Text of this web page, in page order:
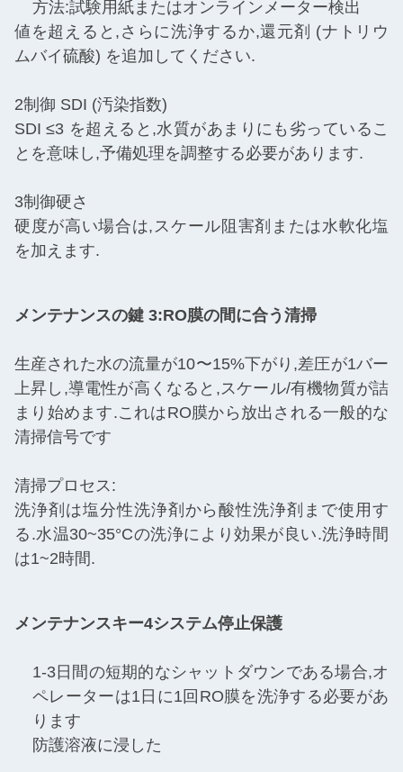
方法:試験用紙またはオンラインメーター検出
値を超えると,さらに洗浄するか,還元剤 (ナトリウ
ムバイ硫酸) を追加してください.
2制御 SDI (汚染指数)
SDI ≤3 を超えると,水質があまりにも劣っているこ
とを意味し,予備処理を調整する必要があります.
3制御硬さ
硬度が高い場合は,スケール阻害剤または水軟化塩
を加えます.
メンテナンスの鍵 3:RO膜の間に合う清掃
生産された水の流量が10〜15%下がり,差圧が1バー
上昇し,導電性が高くなると,スケール/有機物質が詰
まり始めます.これはRO膜から放出される一般的な
清掃信号です
清掃プロセス:
洗浄剤は塩分性洗浄剤から酸性洗浄剤まで使用す
る.水温30~35°Cの洗浄により効果が良い.洗浄時間
は1~2時間.
メンテナンスキー4システム停止保護
1-3日間の短期的なシャットダウンである場合,オ
ペレーターは1日に1回RO膜を洗浄する必要があ
ります
防護溶液に浸した